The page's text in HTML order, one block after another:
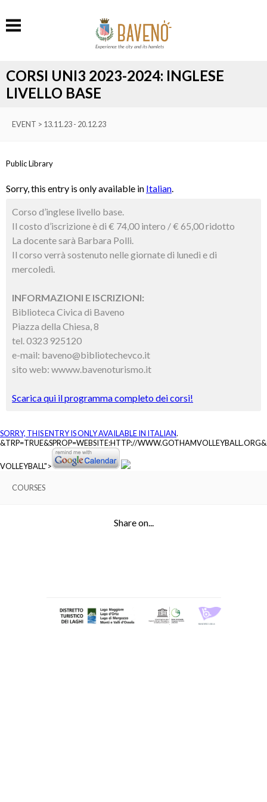
Experience the city and its hamlets
CORSI UNI3 2023-2024: INGLESE
LIVELLO BASE
EVENT > 13.11.23 - 20.12.23
Public Library
Sorry, this entry is only available in Italian.
Corso d’inglese livello base.
Il costo d’iscrizione è di € 74,00 intero / € 65,00 ridotto
La docente sarà Barbara Polli.
Il corso verrà sostenuto nelle giornate di lunedì e di
mercoledì.
INFORMAZIONI E ISCRIZIONI:
Biblioteca Civica di Baveno
Piazza della Chiesa, 8
tel. 0323 925120
e-mail: baveno@bibliotechevco.it
sito web: wwww.bavenoturismo.it
Scarica qui il programma completo dei corsi!
SORRY, THIS ENTRY IS ONLY AVAILABLE IN ITALIAN.
&TRP=TRUE&SPROP=WEBSITE:HTTP://
VOLLEYBALL">
COURSES
Share on...